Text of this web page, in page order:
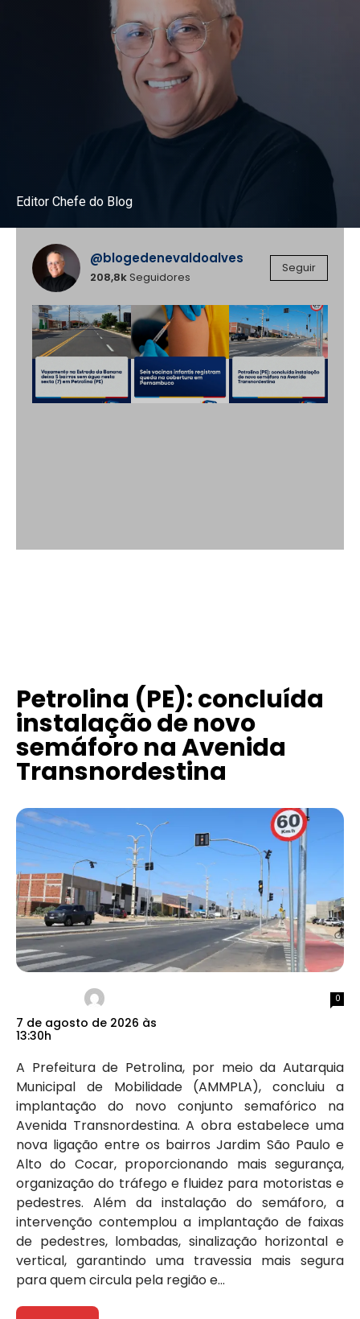
Editor Chefe do Blog
Instagram@blogedenevaldoalves
208,8k Seguidores
Seguir
Petrolina (PE): concluída
instalação de novo
semáforo na Avenida
Transnordestina
7 de agosto de 2026 às
13:30h
0
A Prefeitura de Petrolina, por meio da Autarquia
Municipal de Mobilidade (AMMPLA), concluiu a
implantação do novo conjunto semafórico na
Avenida Transnordestina. A obra estabelece uma
nova ligação entre os bairros Jardim São Paulo e
Alto do Cocar, proporcionando mais segurança,
organização do tráfego e fluidez para motoristas e
pedestres. Além da instalação do semáforo, a
intervenção contemplou a implantação de faixas
de pedestres, lombadas, sinalização horizontal e
vertical, garantindo uma travessia mais segura
para quem circula pela região e...